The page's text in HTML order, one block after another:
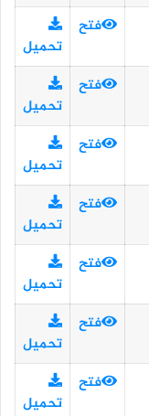
فتح
تحميل
فتح
تحميل
فتح
تحميل
فتح
تحميل
فتح
تحميل
فتح
تحميل
فتح
تحميل